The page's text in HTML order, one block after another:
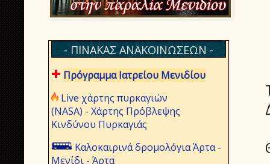
- ΠΙΝΑΚΑΣ ΑΝΑΚΟΙΝΩΣΕΩΝ -
Πρόγραμμα Ιατρείου Μενιδίου
Live χάρτης πυρκαγιών
(NASA) - Χάρτης Πρόβλεψης
Κινδύνου Πυρκαγιάς
Καλοκαιρινά δρομολόγια Άρτα -
Μενίδι - Άρτα